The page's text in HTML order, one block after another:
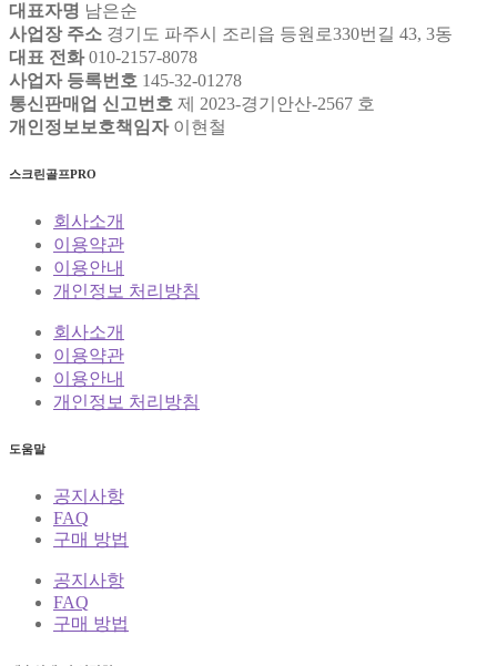
대표자명 남은순
사업장 주소 경기도 파주시 조리읍 등원로330번길 43, 3동
대표 전화010-2157-8078
사업자 등록번호 145-32-01278
통신판매업 신고번호 제 2023-경기안산-2567 호
개인정보보호책임자이현철
스크린골프PRO
회사소개
이용약관
이용안내
개인정보 처리방침
회사소개
이용약관
이용안내
개인정보 처리방침
도움말
공지사항
FAQ
구매 방법
공지사항
FAQ
구매 방법